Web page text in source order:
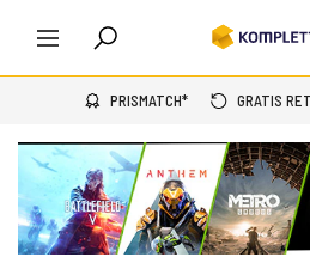
PRISMATCH* GRATIS